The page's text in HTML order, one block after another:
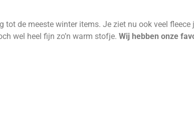
de meeste winter items. Je ziet nu ook veel fleece
wel heel fijn zo’n warm stofje. Wij hebben onze